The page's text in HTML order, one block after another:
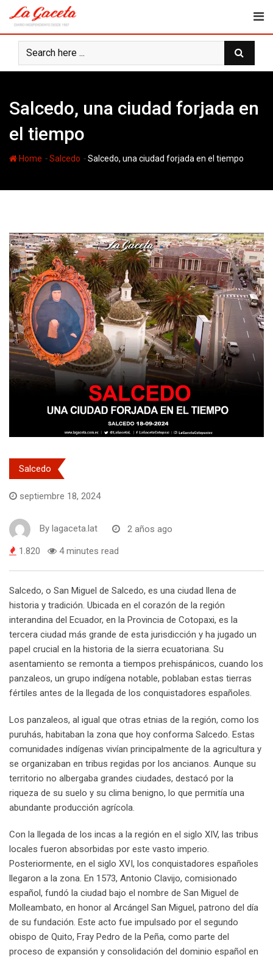
content
Salcedo, una ciudad forjada en
el tiempo
Home -Salcedo -Salcedo, una ciudad forjada en el tiempo
Salcedo
septiembre 18, 2024
By lagaceta.lat 2 años ago
1.820 4 minutes read
Salcedo, o San Miguel de Salcedo, es una ciudad llena de
historia y tradición. Ubicada en el corazón de la región
interandina del Ecuador, en la Provincia de Cotopaxi, es la
tercera ciudad más grande de esta jurisdicción y ha jugado un
papel crucial en la historia de la sierra ecuatoriana. Su
asentamiento se remonta a tiempos prehispánicos, cuando los
panzaleos, un grupo indígena notable, poblaban estas tierras
fértiles antes de la llegada de los conquistadores españoles.
Los panzaleos, al igual que otras etnias de la región, como los
puruhás, habitaban la zona que hoy conforma Salcedo. Estas
comunidades indígenas vivían principalmente de la agricultura y
se organizaban en tribus regidas por los ancianos. Aunque su
territorio no albergaba grandes ciudades, destacó por la
riqueza de su suelo y su clima benigno, lo que permitía una
abundante producción agrícola.
Con la llegada de los incas a la región en el siglo XIV, las tribus
locales fueron absorbidas por este vasto imperio.
Posteriormente, en el siglo XVI, los conquistadores españoles
llegaron a la zona. En 1573, Antonio Clavijo, comisionado
español, fundó la ciudad bajo el nombre de San Miguel de
Molleambato, en honor al Arcángel San Miguel, patrono del día
de su fundación. Este acto fue impulsado por el segundo
obispo de Quito, Fray Pedro de la Peña, como parte del
proceso de expansión y consolidación del dominio español en